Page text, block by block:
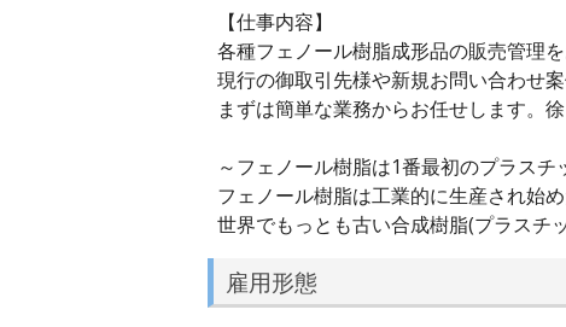
【仕事内容】
各種フェノール樹脂成形品の販売管理
現行の御取引先様や新規お問い合わせ案
まずは簡単な業務からお任せします。
～フェノール樹脂は1番最初のプラスチ
フェノール樹脂は工業的に生産され始め
世界でもっとも古い合成樹脂(プラスチ
雇用形態